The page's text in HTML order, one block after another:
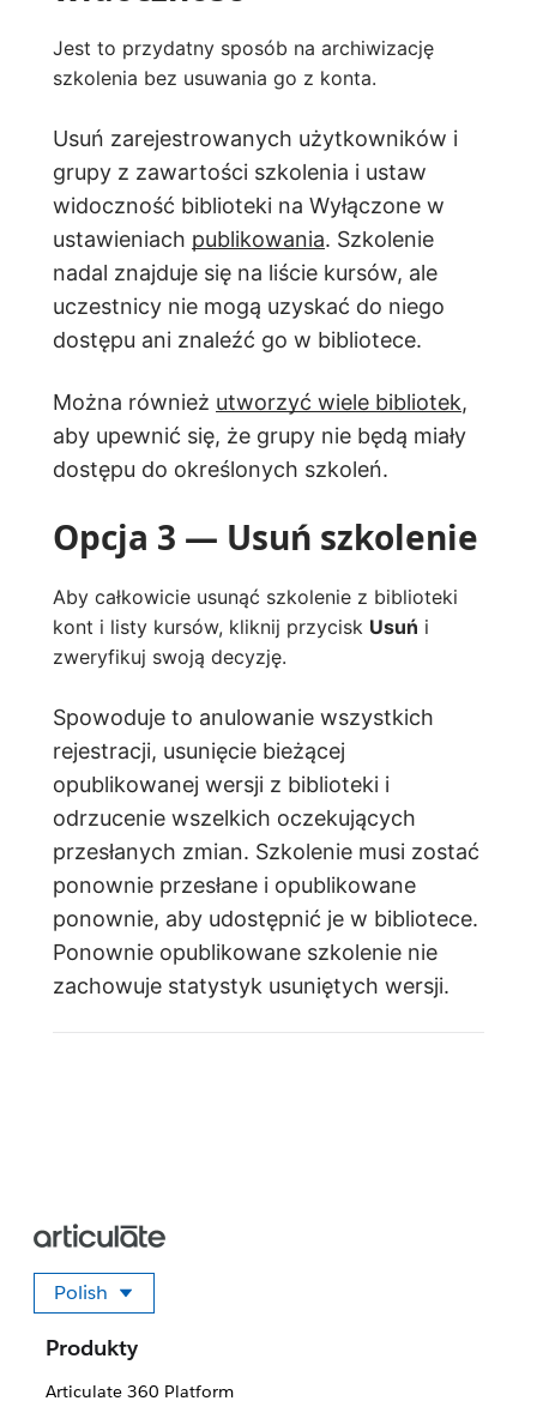
Jest to przydatny sposób na archiwizację
szkolenia bez usuwania go z konta.
Usuń zarejestrowanych użytkowników i
grupy z zawartości szkolenia i ustaw
widoczność biblioteki na Wyłączone w
ustawieniach publikowania. Szkolenie
nadal znajduje się na liście kursów, ale
uczestnicy nie mogą uzyskać do niego
dostępu ani znaleźć go w bibliotece.
Można również utworzyć wiele bibliotek,
aby upewnić się, że grupy nie będą miały
dostępu do określonych szkoleń.
Opcja 3 — Usuń szkolenie
Aby całkowicie usunąć szkolenie z biblioteki
kont i listy kursów, kliknij przycisk Usuń i
zweryfikuj swoją decyzję.
Spowoduje to anulowanie wszystkich
rejestracji, usunięcie bieżącej
opublikowanej wersji z biblioteki i
odrzucenie wszelkich oczekujących
przesłanych zmian. Szkolenie musi zostać
ponownie przesłane i opublikowane
ponownie, aby udostępnić je w bibliotece.
Ponownie opublikowane szkolenie nie
zachowuje statystyk usuniętych wersji.
Polish
Wybierz swój język
Produkty
Articulate 360 Platform